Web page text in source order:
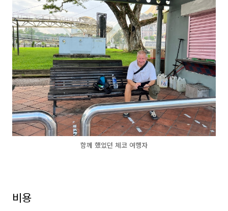
함께 했었던 체코 여행자
비용